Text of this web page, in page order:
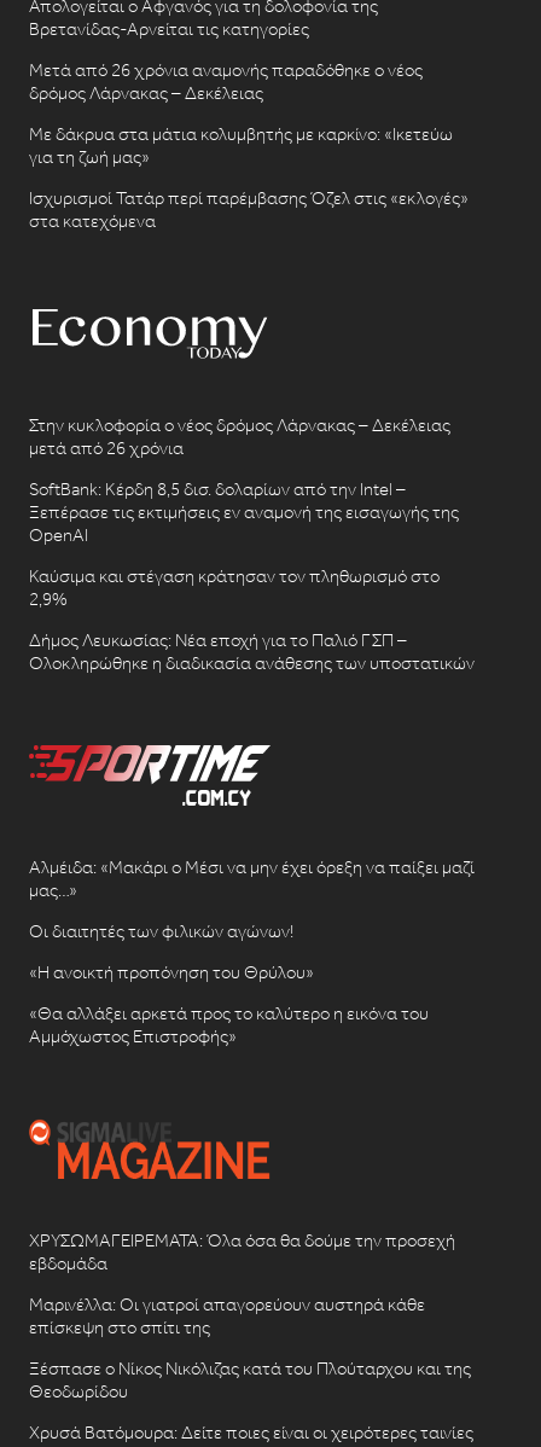
Απολογείται ο Αφγανός για τη δολοφονία της
Βρετανίδας-Αρνείται τις κατηγορίες
Μετά από 26 χρόνια αναμονής παραδόθηκε ο νέος
δρόμος Λάρνακας – Δεκέλειας
Με δάκρυα στα μάτια κολυμβητής με καρκίνο: «Ικετεύω
για τη ζωή μας»
Ισχυρισμοί Τατάρ περί παρέμβασης Όζελ στις «εκλογές»
στα κατεχόμενα
Στην κυκλοφορία ο νέος δρόμος Λάρνακας – Δεκέλειας
μετά από 26 χρόνια
SoftBank: Κέρδη 8,5 δισ. δολαρίων από την Intel –
Ξεπέρασε τις εκτιμήσεις εν αναμονή της εισαγωγής της
OpenAI
Καύσιμα και στέγαση κράτησαν τον πληθωρισμό στο
2,9%
Δήμος Λευκωσίας: Νέα εποχή για το Παλιό ΓΣΠ –
Ολοκληρώθηκε η διαδικασία ανάθεσης των υποστατικών
Αλμέιδα: «Μακάρι ο Μέσι να μην έχει όρεξη να παίξει μαζί
μας…»
Οι διαιτητές των φιλικών αγώνων!
«Η ανοικτή προπόνηση του Θρύλου»
«Θα αλλάξει αρκετά προς το καλύτερο η εικόνα του
Αμμόχωστος Επιστροφής»
ΧΡΥΣΩΜΑΓΕΙΡΕΜΑΤΑ: Όλα όσα θα δούμε την προσεχή
εβδομάδα
Μαρινέλλα: Οι γιατροί απαγορεύουν αυστηρά κάθε
επίσκεψη στο σπίτι της
Ξέσπασε ο Νίκος Νικόλιζας κατά του Πλούταρχου και της
Θεοδωρίδου
Χρυσά Βατόμουρα: Δείτε ποιες είναι οι χειρότερες ταινίες